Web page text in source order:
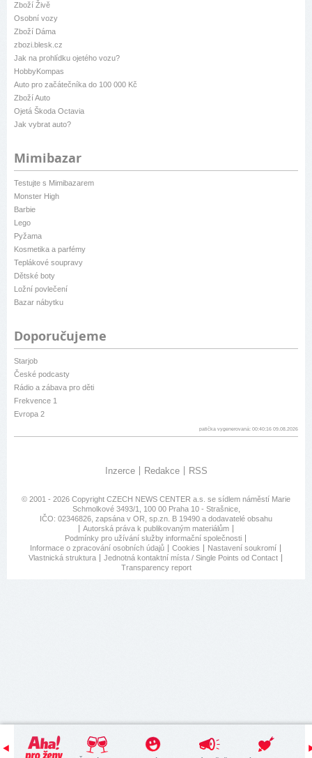
Zboží Živě
Osobní vozy
Zboží Dáma
zbozi.blesk.cz
Jak na prohlídku ojetého vozu?
HobbyKompas
Auto pro začátečníka do 100 000 Kč
Zboží Auto
Ojetá Škoda Octavia
Jak vybrat auto?
Mimibazar
Testujte s Mimibazarem
Monster High
Barbie
Lego
Pyžama
Kosmetika a parfémy
Teplákové soupravy
Dětské boty
Ložní povlečení
Bazar nábytku
Doporučujeme
Starjob
České podcasty
Rádio a zábava pro děti
Frekvence 1
Evropa 2
patička vygenerovaná: 00:40:16 09.08.2026
Inzerce Redakce RSS
© 2001 - 2026 Copyright CZECH NEWS CENTER a.s. se sídlem náměstí Marie
Schmolkové 3493/1, 100 00 Praha 10 - Strašnice,
IČO: 02346826, zapsána v OR, sp.zn. B 19490 a dodavatelé obsahu
Autorská práva k publikovaným materiálům
Podmínky pro užívání služby informační společnosti
Informace o zpracování osobních údajů
Cookies
Nastavení soukromí
Vlastnická struktura
Jednotná kontaktní místa / Single Points od Contact
Transparency report